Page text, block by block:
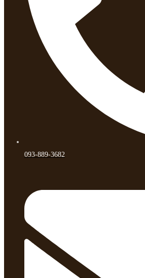
093-889-3682